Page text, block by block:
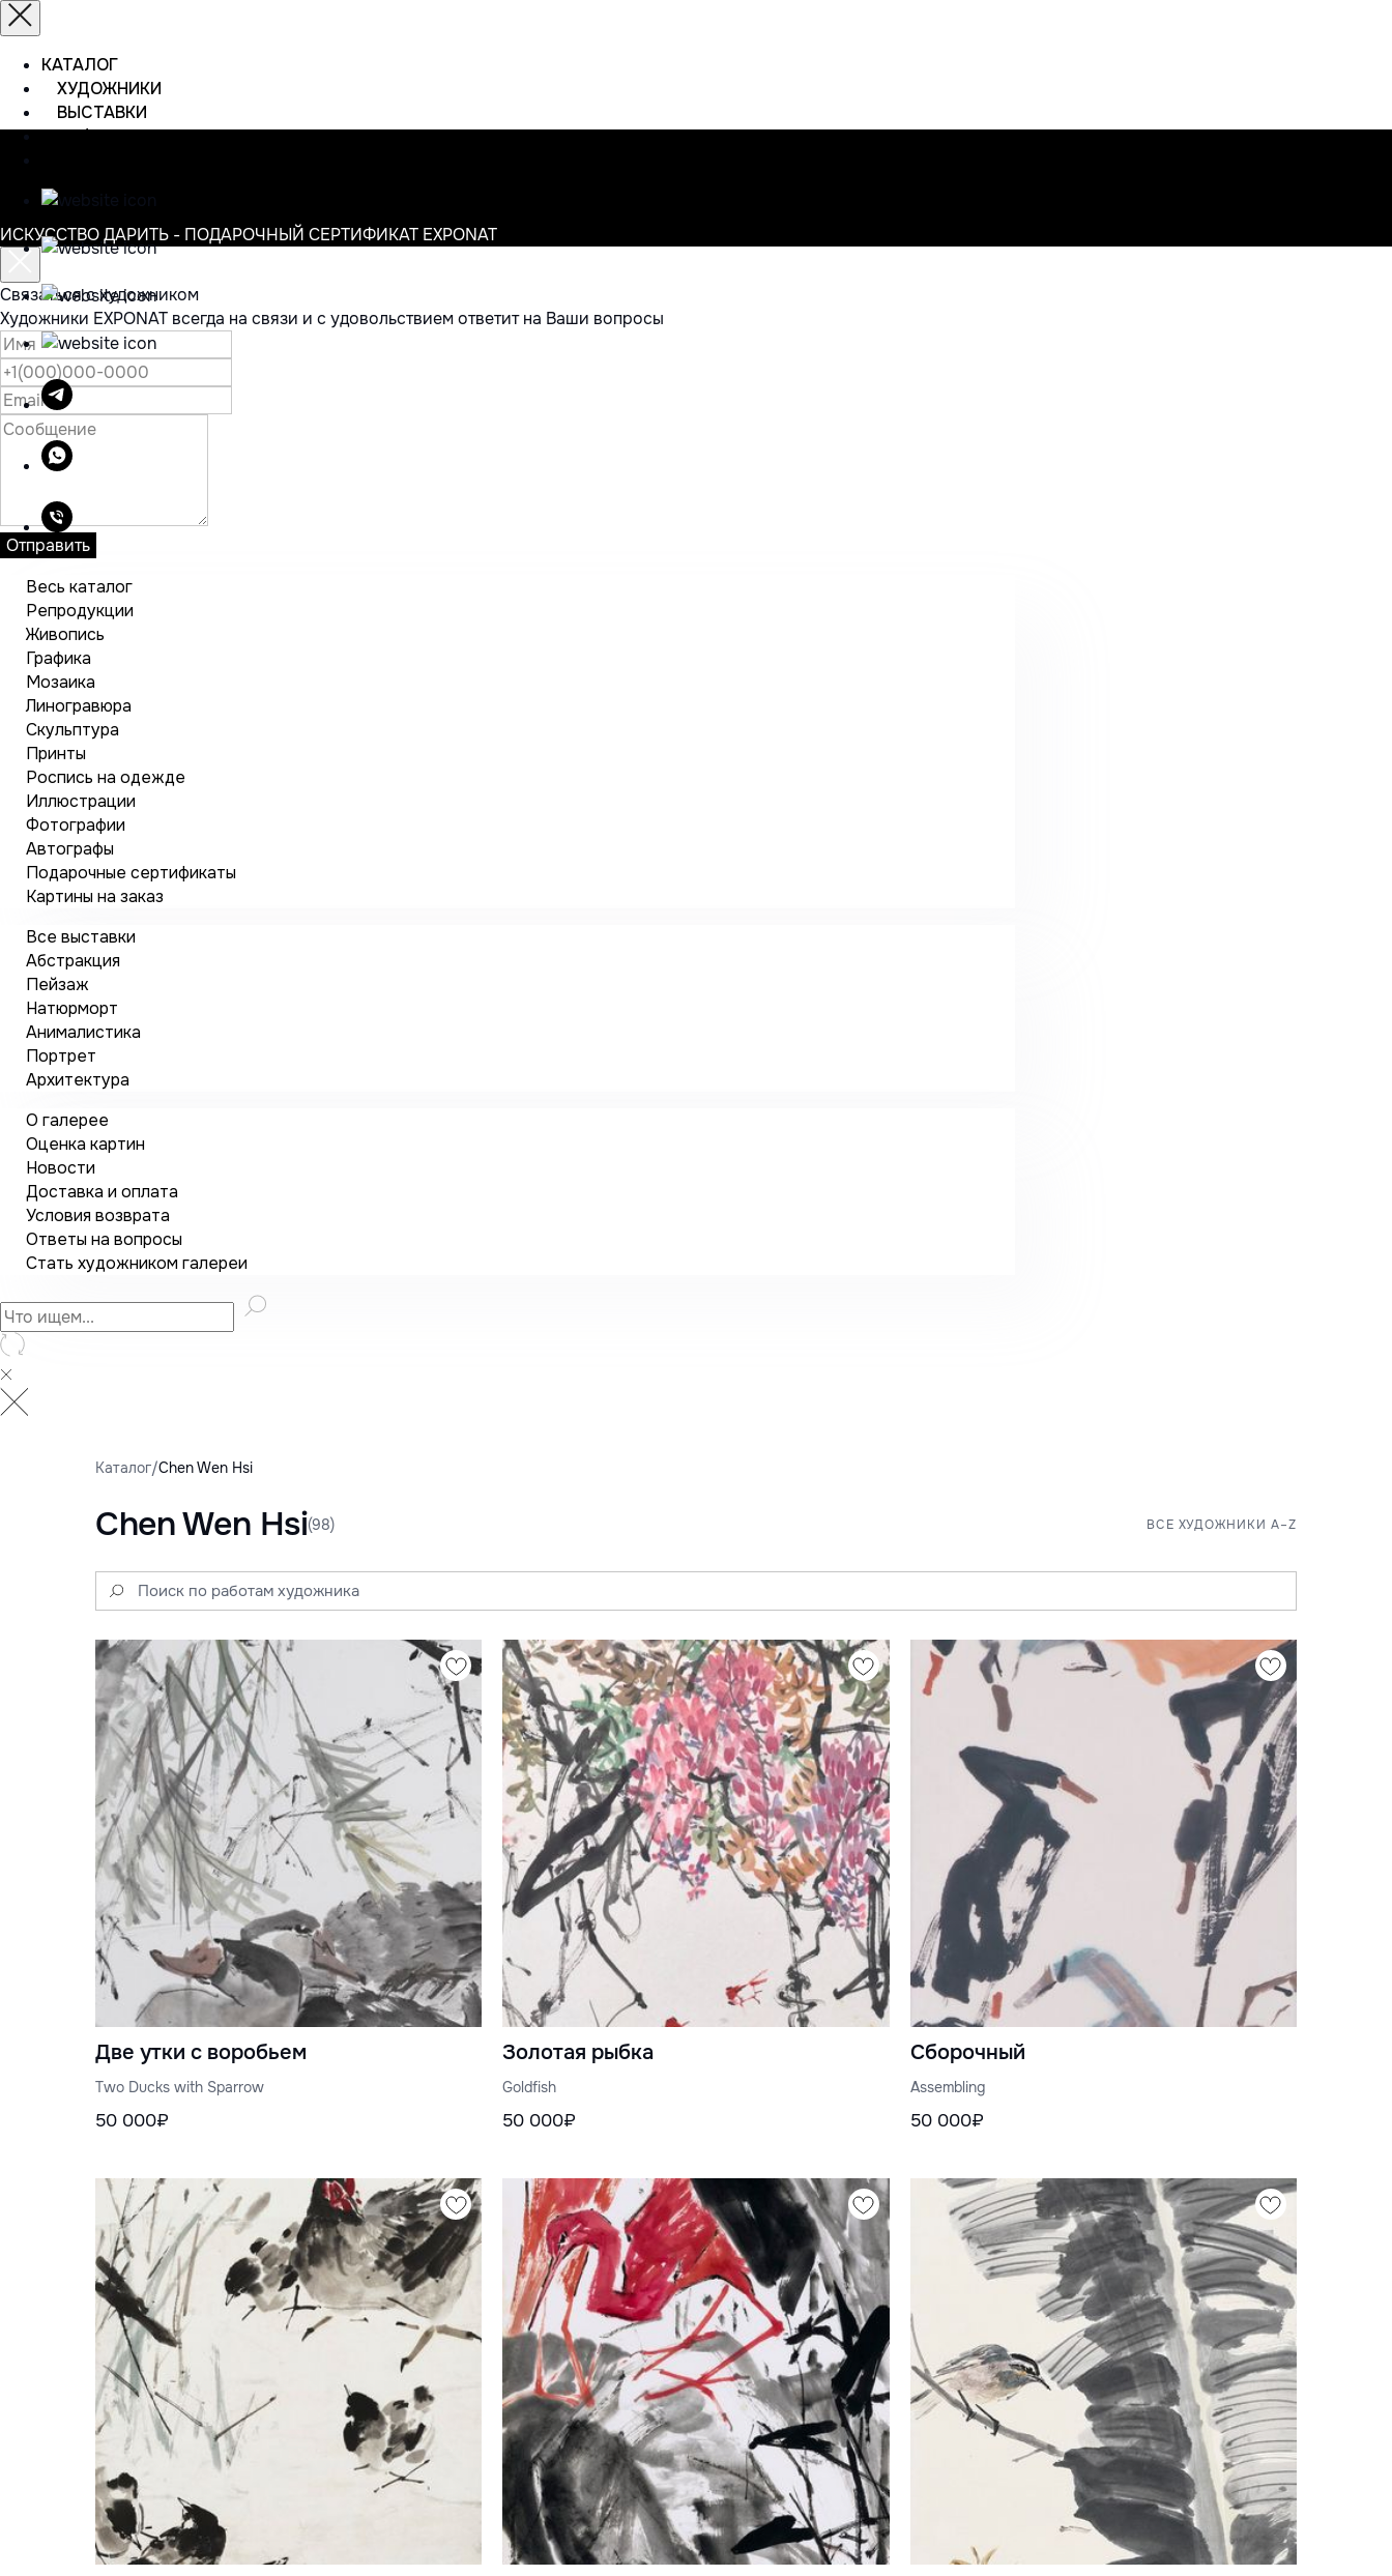
КАТАЛОГ
ХУДОЖНИКИ
ВЫСТАВКИ
ИНФОРМАЦИЯ
ИСКУССТВО ДАРИТЬ - ПОДАРОЧНЫЙ СЕРТИФИКАТ EXPONAT
Связаться с художником
Художники EXPONAT всегда на связи и с удовольствием ответит на Ваши вопросы
Отправить
Весь каталог
Репродукции
Живопись
Графика
Мозаика
Линогравюра
Скульптура
Принты
Роспись на одежде
Иллюстрации
Фотографии
Автографы
Подарочные сертификаты
Картины на заказ
Все выставки
Абстракция
Пейзаж
Натюрморт
Анималистика
Портрет
Архитектура
О галерее
Оценка картин
Новости
Доставка и оплата
Условия возврата
Ответы на вопросы
Стать художником галереи
Каталог/Chen Wen Hsi
Chen Wen Hsi(98) ВСЕ ХУДОЖНИКИ A–Z
Две утки с воробьем
Two Ducks with Sparrow
50 000₽
Золотая рыбка
Goldfish
50 000₽
Сборочный
Assembling
50 000₽